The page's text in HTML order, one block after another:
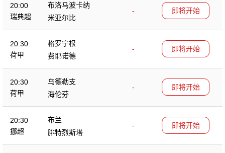
20:00
瑞典超
布洛马波卡纳
-
米亚尔比
即将开始
20:30
荷甲
格罗宁根
-
费耶诺德
即将开始
20:30
荷甲
乌德勒支
-
海伦芬
即将开始
20:30
挪超
布兰
-
腓特烈斯塔
即将开始